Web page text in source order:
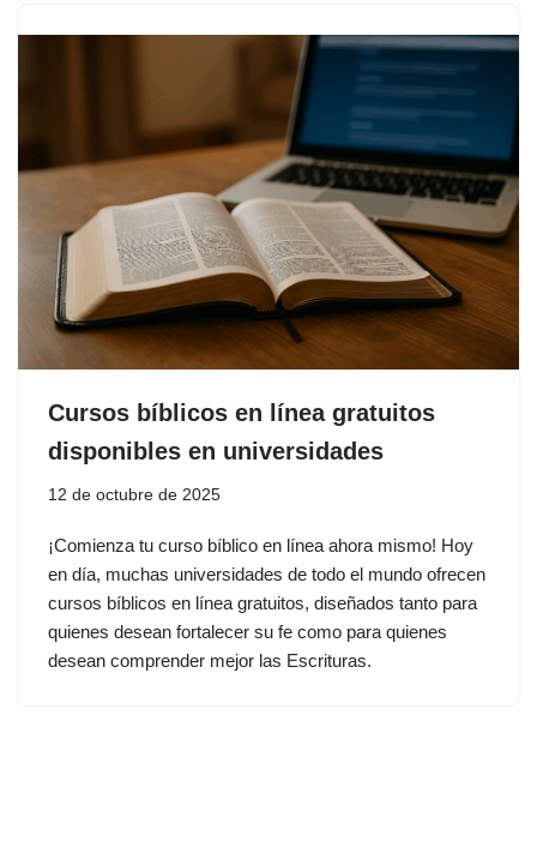
Cursos bíblicos en línea gratuitos
disponibles en universidades
12 de octubre de 2025
¡Comienza tu curso bíblico en línea ahora mismo! Hoy
en día, muchas universidades de todo el mundo ofrecen
cursos bíblicos en línea gratuitos, diseñados tanto para
quienes desean fortalecer su fe como para quienes
desean comprender mejor las Escrituras.